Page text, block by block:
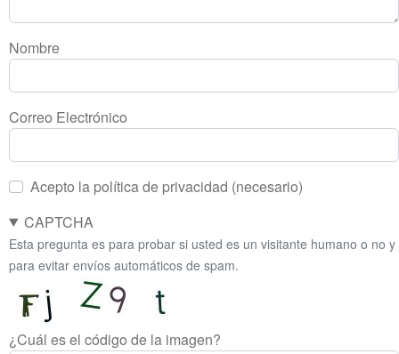
Nombre
Correo Electrónico
Acepto la política de privacidad (necesario)
CAPTCHA
Esta pregunta es para probar si usted es un visitante humano o no y
para evitar envíos automáticos de spam.
¿Cuál es el código de la imagen?